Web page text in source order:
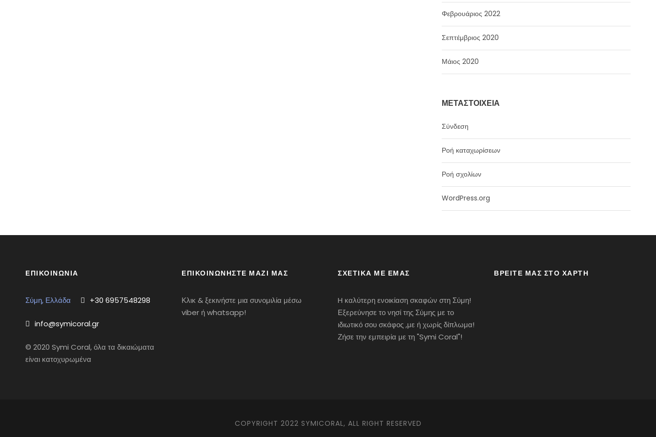
Φεβρουάριος 2022
Σεπτέμβριος 2020
Μάιος 2020
ΜΕΤΑΣΤΟΙΧΕΊΑ
Σύνδεση
Ροή καταχωρίσεων
Ροή σχολίων
WordPress.org
ΕΠΙΚΟΙΝΩΝΊΑ
Σύμη, Ελλάδα +30 6957548298
info@symicoral.gr
© 2020 Symi Coral, όλα τα δικαιώματα
είναι κατοχυρωμένα
ΕΠΙΚΟΙΝΩΝΗΣΤΕ ΜΑΖΙ ΜΑΣ
Κλικ & ξεκινήστε μια συνομιλία μέσω
viber ή whatsapp!
ΣΧΕΤΙΚΆ ΜΕ ΕΜΆΣ
H καλύτερη ενοικίαση σκαφών στη Σύμη!
Εξερεύνησε το νησί της Σύμης με το
ιδιωτικό σου σκάφος ,με ή χωρίς δίπλωμα!
Ζήσε την εμπειρία με τη "Symi Coral"!
ΒΡΕΊΤΕ ΜΑΣ ΣΤΟ ΧΆΡΤΗ
COPYRIGHT 2022 SYMICORAL, ALL RIGHT RESERVED